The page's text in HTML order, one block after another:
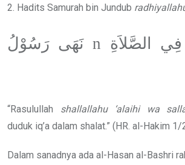
2. Hadits Samurah bin Jundub
عَنِ الْإِقْعَاءِ فِي الصَّلاَةِ n نَهَى رَسُوْلُ
“Rasulullah shallallahu ‘alaihi wa
duduk iq’a dalam shalat.” (HR. al-Hakim 1/
Dalam sanadnya ada al-Hasan al-Bashri